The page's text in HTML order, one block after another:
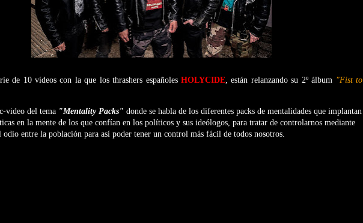
de 10 vídeos con la que los thrashers españoles HOLYCIDE, están relanzando su 2º álbum "Fist to
video del tema "Mentality Packs" donde se habla de los diferentes packs de mentalidades que implantan
en la mente de los que confían en los políticos y sus ideólogos, para tratar de controlarnos mediante
odio entre la población para así poder tener un control más fácil de todos nosotros.